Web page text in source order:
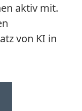
aktiv mit.
von KI in